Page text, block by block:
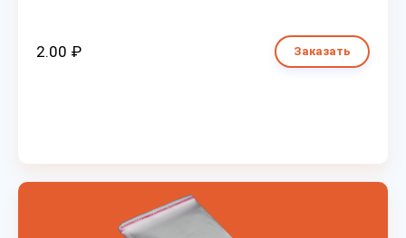
2.00 ₽ Заказать